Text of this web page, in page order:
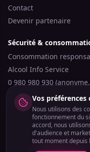
Contact
Devenir partenaire
Sécurité &
Consommation
Alcool Info Service
0 980 980 930 (anonyme,
gratuit)
©2026
Plateforme de
Vos préférences
Nous utilisons des
fonctionnement du
accord, nous
d'audience et
tout moment depuis